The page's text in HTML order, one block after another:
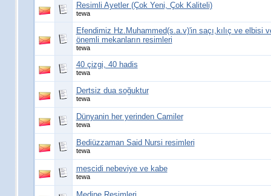
Resimli Ayetler (Çok Yeni, Çok Kaliteli)
tewa
Efendimiz Hz.Muhammed(s.a.v)'in saçı,kılıç ve elbisi
önemli mekanların resimleri
tewa
40 çizgi, 40 hadis
tewa
Dertsiz dua soğuktur
tewa
Dünyanin her yerinden Camiler
tewa
Bediüzzaman Said Nursi resimleri
tewa
mescidi nebeviye ve kabe
tewa